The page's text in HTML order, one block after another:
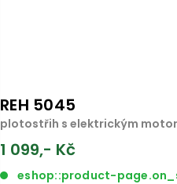
REH 5045
plotostřih s elektrickým
1 099,- Kč
eshop::product-